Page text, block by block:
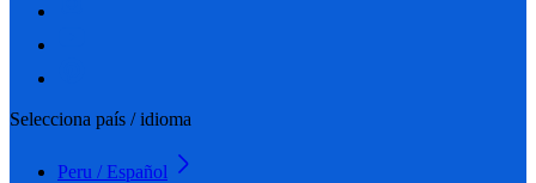
Selecciona país / idioma
Peru / Español